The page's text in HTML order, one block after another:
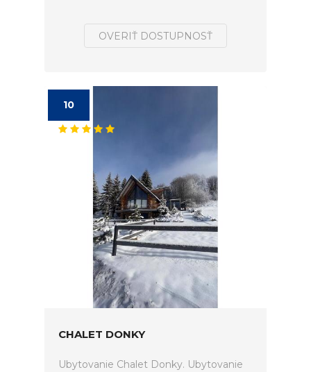
OVERIŤ DOSTUPNOSŤ
10
CHALET DONKY
Ubytovanie Chalet Donky. Ubytovanie